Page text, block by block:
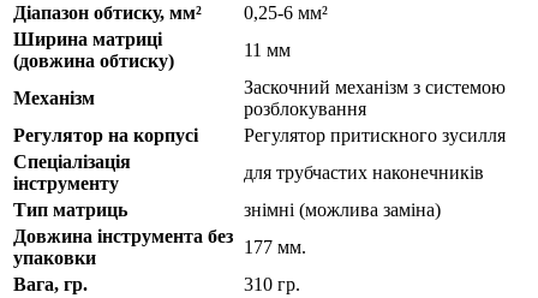
Діапазон обтиску, мм²
0,25-6 мм²
Ширина матриці
(довжина обтиску)
11 мм
Механізм
Заскочний механізм з системою
розблокування
Регулятор на корпусі
Регулятор притискного зусилля
Спеціалізація
інструменту
для трубчастих наконечників
Тип матриць
знімні (можлива заміна)
Довжина інструмента без
упаковки
177 мм.
Вага, гр.
310 гр.